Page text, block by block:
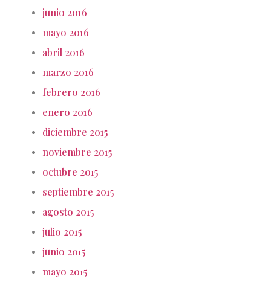
junio 2016
mayo 2016
abril 2016
marzo 2016
febrero 2016
enero 2016
diciembre 2015
noviembre 2015
octubre 2015
septiembre 2015
agosto 2015
julio 2015
junio 2015
mayo 2015